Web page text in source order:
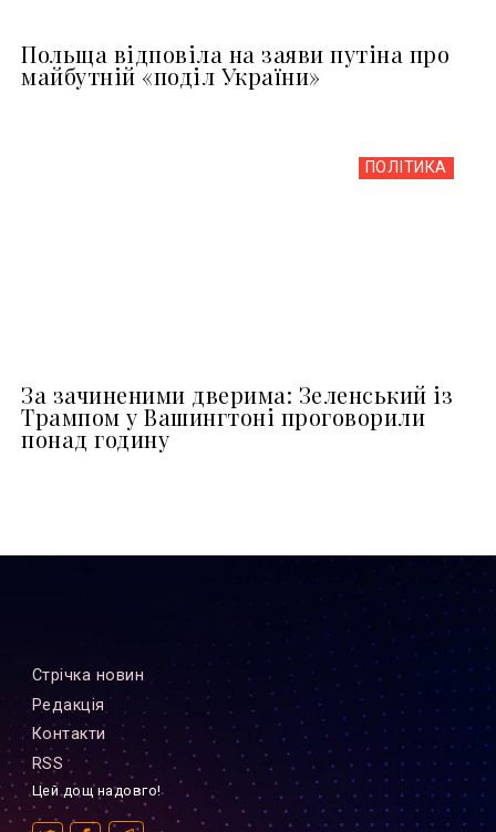
Польща відповіла на заяви путіна про
майбутній «поділ України»
ПОЛІТИКА
За зачиненими дверима: Зеленський із
Трампом у Вашингтоні проговорили
понад годину
Стрiчка новин
Редакцiя
Контакти
RSS
Цей дощ надовго!